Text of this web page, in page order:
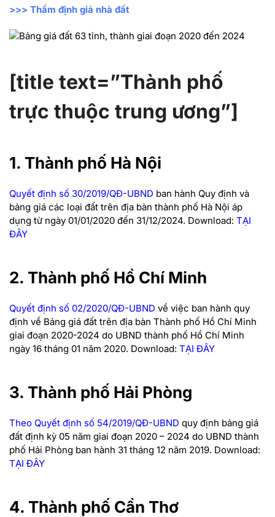
>>> Thẩm định giá nhà đất
[title text=”Thành phố
trực thuộc trung ương”]
1. Thành phố Hà Nội
Quyết định số 30/2019/QĐ-UBND ban hành Quy định và
bảng giá các loại đất trên địa bàn thành phố Hà Nội áp
dụng từ ngày 01/01/2020 đến 31/12/2024. Download: TẠI
ĐÂY
2. Thành phố Hồ Chí Minh
Quyết định số 02/2020/QĐ-UBND về việc ban hành quy
định về Bảng giá đất trên địa bàn Thành phố Hồ Chí Minh
giai đoạn 2020-2024 do UBND thành phố Hồ Chí Minh
ngày 16 tháng 01 năm 2020. Download: TẠI ĐÂY
3. Thành phố Hải Phòng
Theo Quyết định số 54/2019/QĐ-UBND quy định bảng giá
đất định kỳ 05 năm giai đoạn 2020 – 2024 do UBND thành
phố Hải Phòng ban hành 31 tháng 12 năm 2019. Download:
TẠI ĐÂY
4. Thành phố Cần Thơ